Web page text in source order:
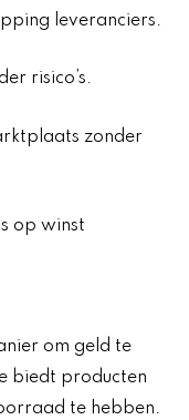
leveranciers.
risico’s.
zonder
op winst
om geld te
biedt producten
te hebben.